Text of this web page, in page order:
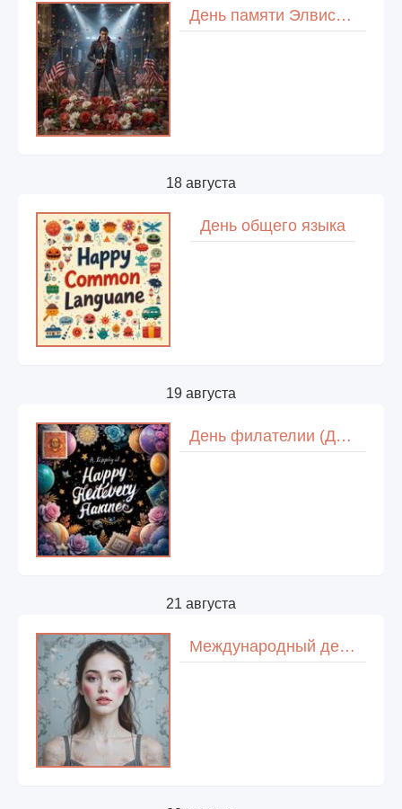
День памяти Элвиса Пресли
18 августа
День общего языка
19 августа
День филателии (День почтовой марки)
21 августа
Международный день без косметики и макияжа